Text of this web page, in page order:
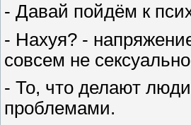
- Давай пойдём к
- Нахуя? -
совсем не
- То, что делают
проблемами.